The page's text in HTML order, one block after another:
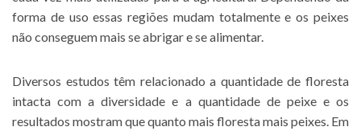
forma de uso essas regiões mudam totalmente e os peixes
não conseguem mais se abrigar e se alimentar.
Diversos estudos têm relacionado a quantidade de floresta
intacta com a diversidade e a quantidade de peixe e os
resultados mostram que quanto mais floresta mais peixes. Em